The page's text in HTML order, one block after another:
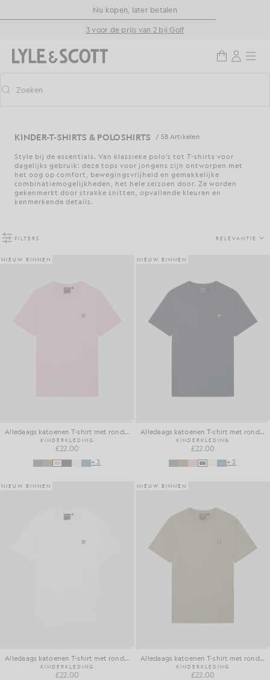
Ga naar de hoofdinhoud
Informatie over toegankelijkheid
Nu kopen, later betalen
3 voor de prijs van 2 bij Golf
Voorspellend zoeken in- of uitschakelen
Zoeken
KINDER-T-SHIRTS & POLOSHIRTS / 58 Artikelen
Style bij de essentials. Van klassieke polo’s tot T-shirts voor
dagelijks gebruik: deze tops voor jongens zijn ontworpen met
het oog op comfort, bewegingsvrijheid en gemakkelijke
combinatiemogelijkheden, het hele seizoen door. Ze worden
gekenmerkt door strakke snitten, opvallende kleuren en
kenmerkende details.
FILTERS RELEVANTIE
NIEUW BINNEN
Alledaags katoenen T-shirt met ronde hals
KINDERKLEDING
£22.00
+3
NIEUW BINNEN
Alledaags katoenen T-shirt met ronde hals
KINDERKLEDING
£22.00
+3
NIEUW BINNEN
Alledaags katoenen T-shirt met ronde hals
KINDERKLEDING
£22.00
NIEUW BINNEN
Alledaags katoenen T-shirt met ronde hals
KINDERKLEDING
£22.00